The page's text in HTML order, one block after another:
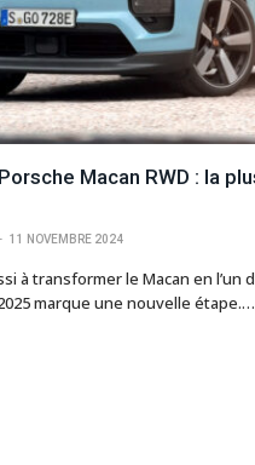
Macan RWD : la
11 NOVEMBRE 2024
à transformer le Macan en l’un
marque une nouvelle étape.…